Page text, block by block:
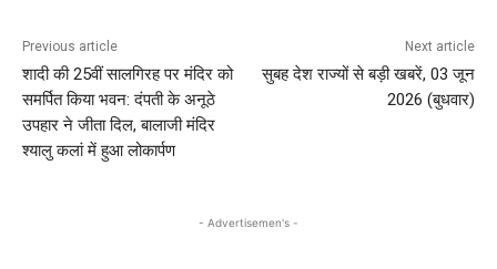
Previous article
शादी की 25वीं सालगिरह पर मंदिर को
समर्पित किया भवन: दंपती के अनूठे
उपहार ने जीता दिल, बालाजी मंदिर
श्यालु कलां में हुआ लोकार्पण
Next article
सुबह देश राज्यों से बड़ी खबरें, 03 जून
2026 (बुधवार)
- Advertisemen's -